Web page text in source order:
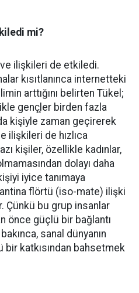
mi?
ilişkileri de etkiledi.
kısıtlanınca internetteki
arttığını belirten Tükel;
genç̧ler birden fazla
kişiyle zaman geçirerek
ilişkileri de hızlıca
kişiler, özellikle kadınlar,
dolayı daha
iyice tanımaya
flörtü (iso-mate) ilişki
Çünkü bu grup insanlar
önce güçlü bir bağlantı
sanal dünyanın
katkısından bahsetmek